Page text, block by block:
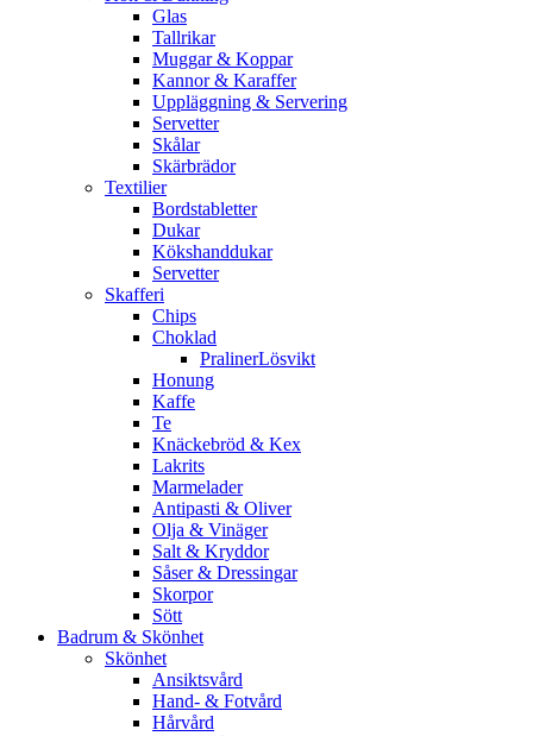
Glas
Tallrikar
Muggar & Koppar
Kannor & Karaffer
Uppläggning & Servering
Servetter
Skålar
Skärbrädor
Textilier
Bordstabletter
Dukar
Kökshanddukar
Servetter
Skafferi
Chips
Choklad
PralinerLösvikt
Honung
Kaffe
Te
Knäckebröd & Kex
Lakrits
Marmelader
Antipasti & Oliver
Olja & Vinäger
Salt & Kryddor
Såser & Dressingar
Skorpor
Sött
Badrum & Skönhet
Skönhet
Ansiktsvård
Hand- & Fotvård
Hårvård